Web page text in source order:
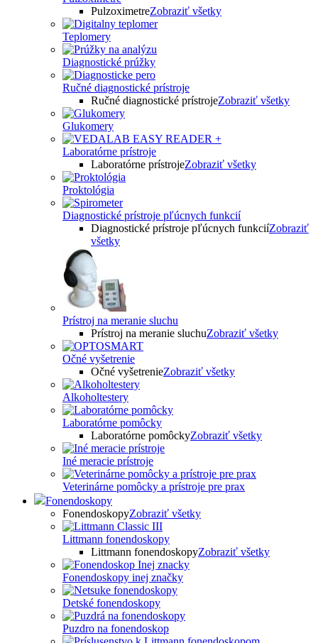
PulzoximetreZobraziť všetky
Teplomery
Diagnostické prúžky
Ručné diagnostické prístroje
Ručné diagnostické prístrojeZobraziť všetky
Glukomery
Laboratórne prístroje
Laboratórne prístrojeZobraziť všetky
Proktológia
Diagnostické prístroje pľúcnych funkcií
Diagnostické prístroje pľúcnych funkciíZobraziť
všetky
Prístroj na meranie sluchu
Prístroj na meranie sluchuZobraziť všetky
Očné vyšetrenie
Očné vyšetrenieZobraziť všetky
Alkoholtestery
Laboratórne pomôcky
Laboratórne pomôckyZobraziť všetky
Iné meracie prístroje
Veterinárne pomôcky a prístroje pre prax
Fonendoskopy
FonendoskopyZobraziť všetky
Littmann fonendoskopy
Littmann fonendoskopyZobraziť všetky
Fonendoskopy inej značky
Detské fonendoskopy
Puzdro na fonendoskop